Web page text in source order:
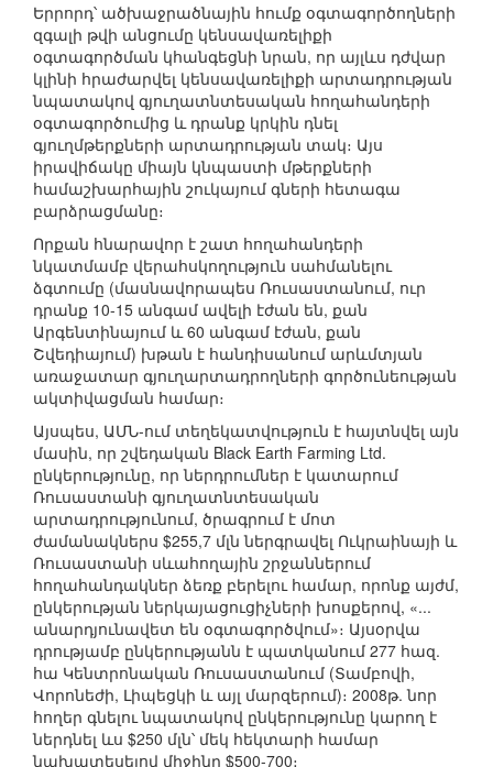
Երրորդ՝ ածխաջրածնային հումք օգտագործողների
զգալի թվի անցումը կենսավառելիքի
օգտագործման կհանգեցնի նրան, որ այլևս դժվար
կլինի հրաժարվել կենսավառելիքի արտադրության
նպատակով գյուղատնտեսական հողահանդերի
օգտագործումից և դրանք կրկին դնել
գյուղմթերքների արտադրության տակ։ Այս
իրավիճակը միայն կնպաստի մթերքների
համաշխարհային շուկայում գների հետագա
բարձրացմանը։
Որքան հնարավոր է շատ հողահանդերի
նկատմամբ վերահսկողություն սահմանելու
ձգտումը (մասնավորապես Ռուսաստանում, ուր
դրանք 10-15 անգամ ավելի էժան են, քան
Արգենտինայում և 60 անգամ էժան, քան
Շվեդիայում) խթան է հանդիսանում արևմտյան
առաջատար գյուղարտադրողների գործունեության
ակտիվացման համար։
Այսպես, ԱՄՆ-ում տեղեկատվություն է հայտնվել այն
մասին, որ շվեդական Black Earth Farming Ltd.
ընկերությունը, որ ներդրումներ է կատարում
Ռուսաստանի գյուղատնտեսական
արտադրությունում, ծրագրում է մոտ
ժամանակներս $255,7 մլն ներգրավել Ուկրաինայի և
Ռուսաստանի սևահողային շրջաններում
հողահանդակներ ձեռք բերելու համար, որոնք այժմ,
ընկերության ներկայացուցիչների խոսքերով, «...
անարդյունավետ են օգտագործվում»։ Այսօրվա
դրությամբ ընկերությանն է պատկանում 277 հազ.
հա Կենտրոնական Ռուսաստանում (Տամբովի,
Վորոնեժի, Լիպեցկի և այլ մարզերում)։ 2008թ. նոր
հողեր գնելու նպատակով ընկերությունը կարող է
ներդնել ևս $250 մլն՝ մեկ հեկտարի համար
նախատեսելով միջինը $500-700։